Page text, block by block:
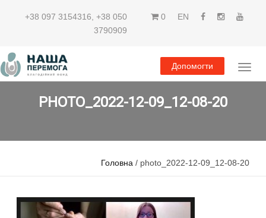
+38 097 3154316 +38 050
3790909
0 EN
Допомогти
PHOTO_2022-12-09_12-08-20
Головна / photo_2022-12-09_12-08-20